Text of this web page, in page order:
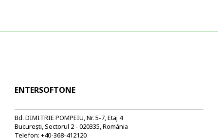
ENTERSOFTONE
Bd. DIMITRIE POMPEIU, Nr. 5-7, Etaj 4
București, Sectorul 2 - 020335, România
Telefon: +40-368-412120